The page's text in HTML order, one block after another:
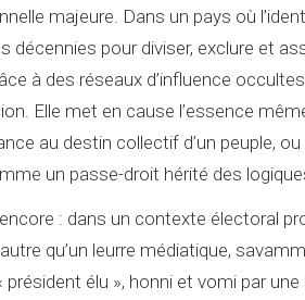
majeure. Dans un pays où
décennies pour diviser, exclure et
à des réseaux d’influence
Elle met en cause l’essence
au destin collectif d’un peuple,
un passe-droit hérité des
: dans un contexte électoral
qu’un leurre médiatique,
élu », honni et vomi par